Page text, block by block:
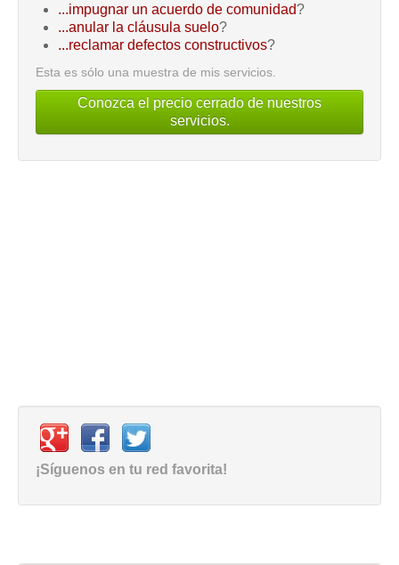
...impugnar un acuerdo de comunidad?
...anular la cláusula suelo?
...reclamar defectos constructivos?
Esta es sólo una muestra de mis servicios.
Conozca el precio cerrado de nuestros
servicios.
¡Síguenos en tu red favorita!